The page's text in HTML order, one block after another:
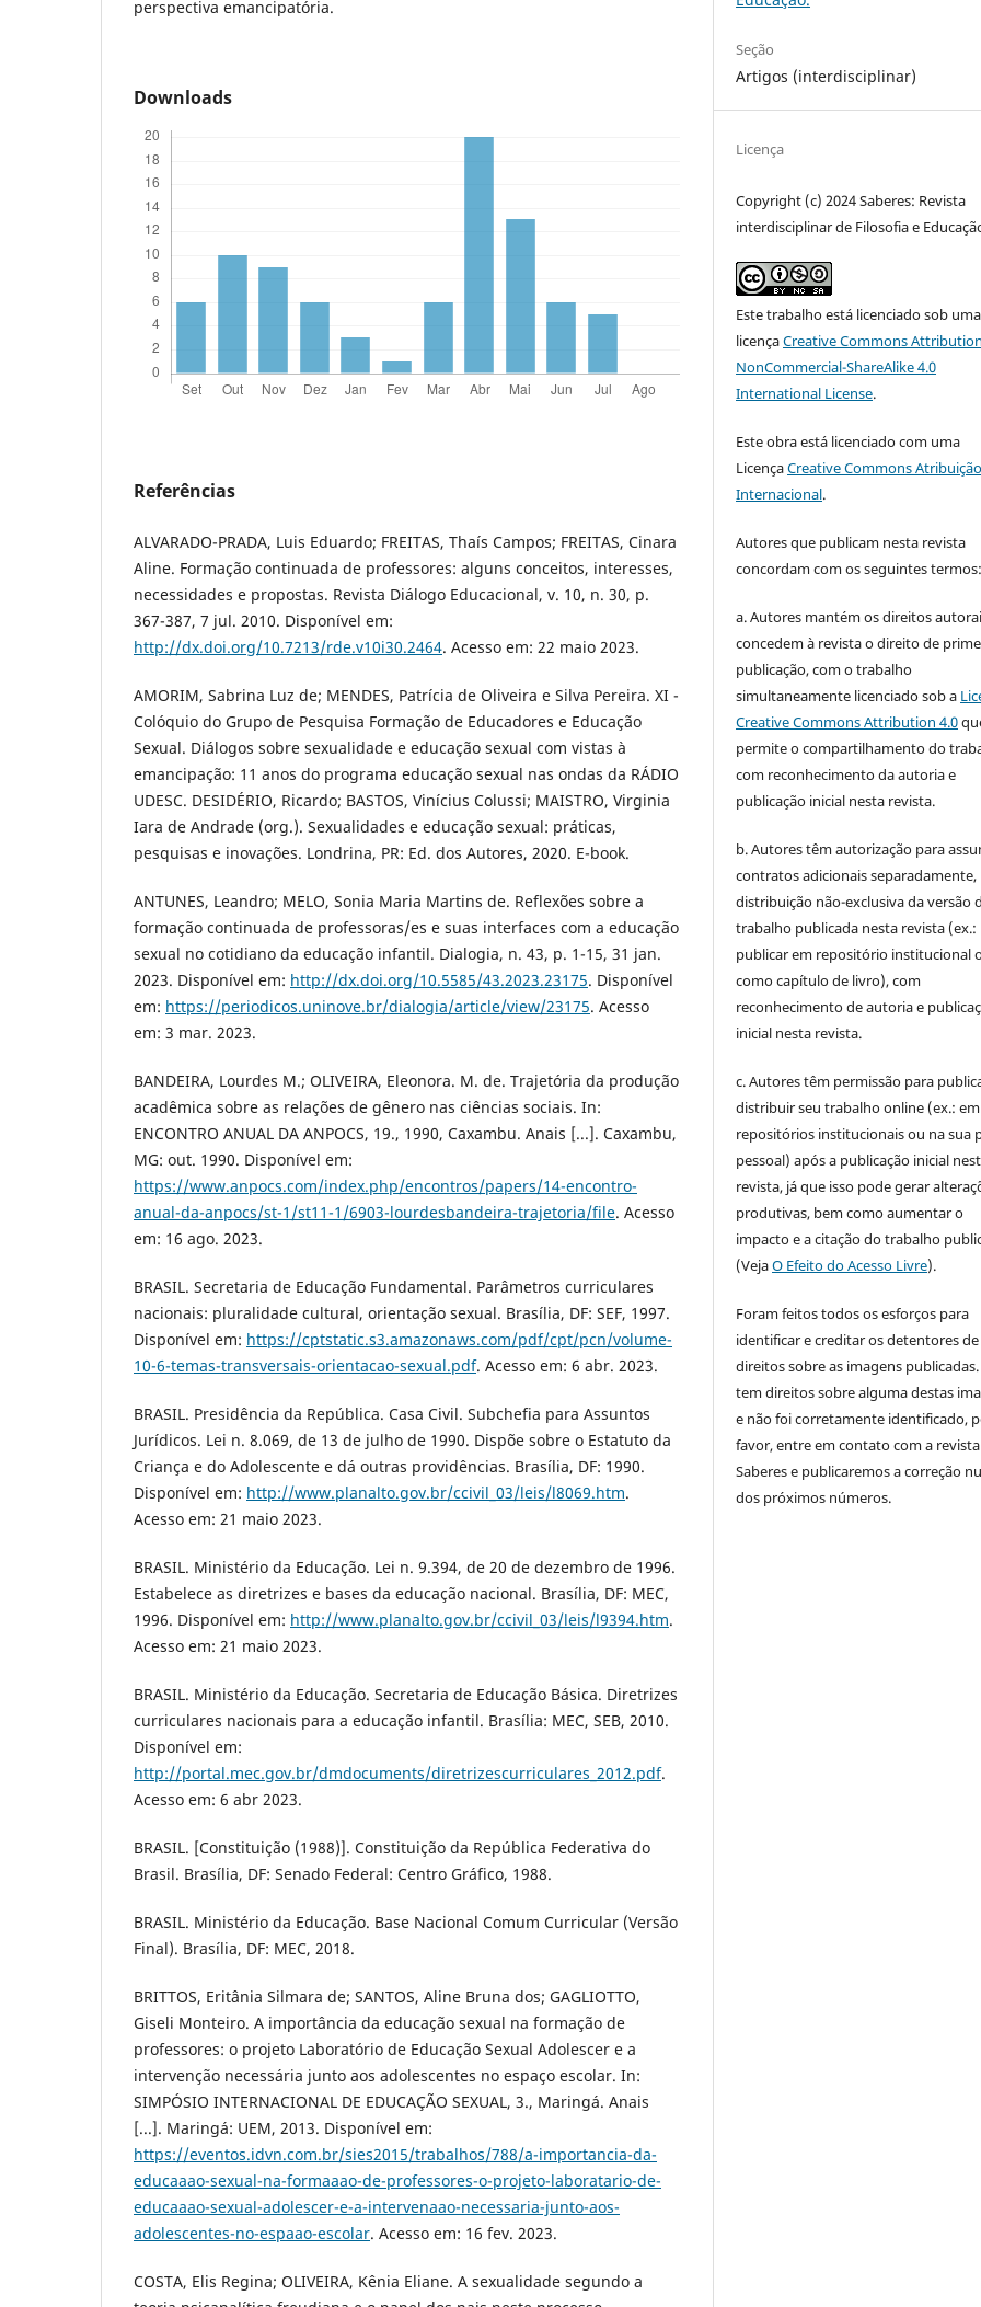
perspectiva emancipatória.
Downloads
Referências
ALVARADO-PRADA, Luis Eduardo; FREITAS, Thaís Campos; FREITAS, Cinara
Aline. Formação continuada de professores: alguns conceitos, interesses,
necessidades e propostas. Revista Diálogo Educacional, v. 10, n. 30, p.
367-387, 7 jul. 2010. Disponível em:
http://dx.doi.org/10.7213/rde.v10i30.2464. Acesso em: 22 maio 2023.
AMORIM, Sabrina Luz de; MENDES, Patrícia de Oliveira e Silva Pereira. XI -
Colóquio do Grupo de Pesquisa Formação de Educadores e Educação
Sexual. Diálogos sobre sexualidade e educação sexual com vistas à
emancipação: 11 anos do programa educação sexual nas ondas da RÁDIO
UDESC. DESIDÉRIO, Ricardo; BASTOS, Vinícius Colussi; MAISTRO, Virginia
Iara de Andrade (org.). Sexualidades e educação sexual: práticas,
pesquisas e inovações. Londrina, PR: Ed. dos Autores, 2020. E-book.
ANTUNES, Leandro; MELO, Sonia Maria Martins de. Reflexões sobre a
formação continuada de professoras/es e suas interfaces com a educação
sexual no cotidiano da educação infantil. Dialogia, n. 43, p. 1-15, 31 jan.
2023. Disponível em: http://dx.doi.org/10.5585/43.2023.23175. Disponível
em: https://periodicos.uninove.br/dialogia/article/view/23175. Acesso
em: 3 mar. 2023.
BANDEIRA, Lourdes M.; OLIVEIRA, Eleonora. M. de. Trajetória da produção
acadêmica sobre as relações de gênero nas ciências sociais. In:
ENCONTRO ANUAL DA ANPOCS, 19., 1990, Caxambu. Anais [...]. Caxambu,
MG: out. 1990. Disponível em:
https://www.anpocs.com/index.php/encontros/papers/14-encontro-
anual-da-anpocs/st-1/st11-1/6903-lourdesbandeira-trajetoria/file. Acesso
em: 16 ago. 2023.
BRASIL. Secretaria de Educação Fundamental. Parâmetros curriculares
nacionais: pluralidade cultural, orientação sexual. Brasília, DF: SEF, 1997.
Disponível em: https://cptstatic.s3.amazonaws.com/pdf/cpt/pcn/volume-
10-6-temas-transversais-orientacao-sexual.pdf. Acesso em: 6 abr. 2023.
BRASIL. Presidência da República. Casa Civil. Subchefia para Assuntos
Jurídicos. Lei n. 8.069, de 13 de julho de 1990. Dispõe sobre o Estatuto da
Criança e do Adolescente e dá outras providências. Brasília, DF: 1990.
Disponível em: http://www.planalto.gov.br/ccivil_03/leis/l8069.htm.
Acesso em: 21 maio 2023.
BRASIL. Ministério da Educação. Lei n. 9.394, de 20 de dezembro de 1996.
Estabelece as diretrizes e bases da educação nacional. Brasília, DF: MEC,
1996. Disponível em: http://www.planalto.gov.br/ccivil_03/leis/l9394.htm.
Acesso em: 21 maio 2023.
BRASIL. Ministério da Educação. Secretaria de Educação Básica. Diretrizes
curriculares nacionais para a educação infantil. Brasília: MEC, SEB, 2010.
Disponível em:
http://portal.mec.gov.br/dmdocuments/diretrizescurriculares_2012.pdf.
Acesso em: 6 abr 2023.
BRASIL. [Constituição (1988)]. Constituição da República Federativa do
Brasil. Brasília, DF: Senado Federal: Centro Gráfico, 1988.
BRASIL. Ministério da Educação. Base Nacional Comum Curricular (Versão
Final). Brasília, DF: MEC, 2018.
BRITTOS, Eritânia Silmara de; SANTOS, Aline Bruna dos; GAGLIOTTO,
Giseli Monteiro. A importância da educação sexual na formação de
professores: o projeto Laboratório de Educação Sexual Adolescer e a
intervenção necessária junto aos adolescentes no espaço escolar. In:
SIMPÓSIO INTERNACIONAL DE EDUCAÇÃO SEXUAL, 3., Maringá. Anais
[...]. Maringá: UEM, 2013. Disponível em:
https://eventos.idvn.com.br/sies2015/trabalhos/788/a-importancia-da-
educaaao-sexual-na-formaaao-de-professores-o-projeto-laboratario-de-
educaaao-sexual-adolescer-e-a-intervenaao-necessaria-junto-aos-
adolescentes-no-espaao-escolar. Acesso em: 16 fev. 2023.
COSTA, Elis Regina; OLIVEIRA, Kênia Eliane. A sexualidade segundo a
Seção
Artigos (interdisciplinar)
Licença
Copyright (c) 2024 Saberes: Revista
interdisciplinar de Filosofia e
Este trabalho está licenciado sob uma
licençaCreative Commons
NonCommercial-ShareAlike 4.0
International License.
Este obra está licenciado com uma
LicençaCreative Commons
Internacional.
Autores que publicam nesta revista
concordam com os seguintes termos:
a. Autores mantém os direitos
concedem à revista o direito de
publicação, com o trabalho
simultaneamente licenciado sob a
Creative Commons Attribution 4.0
permite o compartilhamento do
com reconhecimento da autoria e
publicação inicial nesta revista.
b. Autores têm autorização para
contratos adicionais separadamente,
distribuição não-exclusiva da versão
trabalho publicada nesta revista (ex.:
publicar em repositório institucional
como capítulo de livro), com
reconhecimento de autoria e
inicial nesta revista.
c. Autores têm permissão para
distribuir seu trabalho online (ex.: em
repositórios institucionais ou na sua
pessoal) após a publicação inicial
revista, já que isso pode gerar
produtivas, bem como aumentar o
impacto e a citação do trabalho
(VejaO Efeito do Acesso Livre).
Foram feitos todos os esforços para
identificar e creditar os detentores de
direitos sobre as imagens publicadas.
tem direitos sobre alguma destas
e não foi corretamente identificado,
favor, entre em contato com a revista
Saberes e publicaremos a correção
dos próximos números.